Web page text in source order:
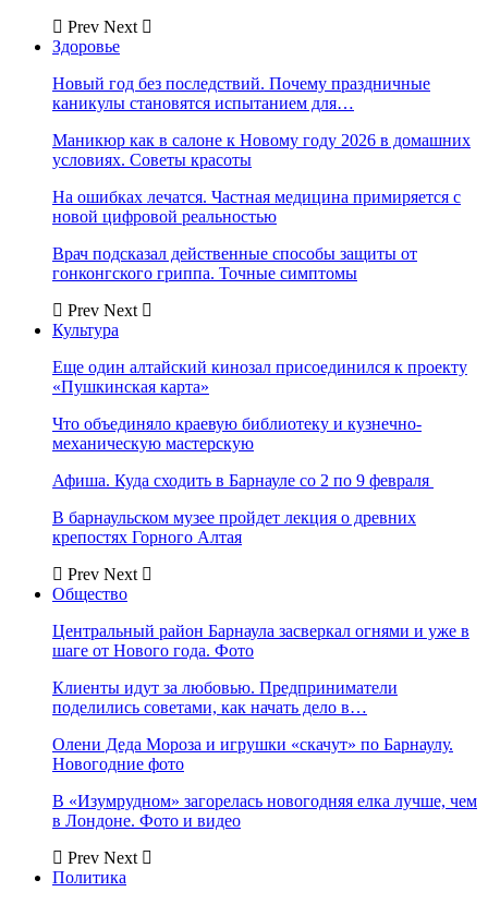
Prev Next
Здоровье
Новый год без последствий. Почему праздничные
каникулы становятся испытанием для…
Маникюр как в салоне к Новому году 2026 в домашних
условиях. Советы красоты
На ошибках лечатся. Частная медицина примиряется с
новой цифровой реальностью
Врач подсказал действенные способы защиты от
гонконгского гриппа. Точные симптомы
Prev Next
Культура
Еще один алтайский кинозал присоединился к проекту
«Пушкинская карта»
Что объединяло краевую библиотеку и кузнечно-
механическую мастерскую
Афиша. Куда сходить в Барнауле со 2 по 9 февраля
В барнаульском музее пройдет лекция о древних
крепостях Горного Алтая
Prev Next
Общество
Центральный район Барнаула засверкал огнями и уже в
шаге от Нового года. Фото
Клиенты идут за любовью. Предприниматели
поделились советами, как начать дело в…
Олени Деда Мороза и игрушки «скачут» по Барнаулу.
Новогодние фото
В «Изумрудном» загорелась новогодняя елка лучше, чем
в Лондоне. Фото и видео
Prev Next
Политика